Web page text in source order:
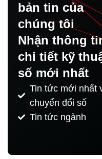
bản tin của
chúng tôi
Nhận thông
chi tiết kỹ
số mới nhất
Tin tức mới nhất
chuyển đổi số
Tin tức ngành